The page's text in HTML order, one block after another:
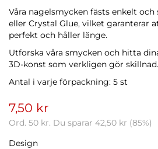
Våra nagelsmycken fästs enkelt
eller Crystal Glue, vilket garanterar
perfekt och håller länge.
Utforska våra smycken och hitta
3D-konst som verkligen gör skillnad.
Antal i varje förpackning: 5 st
7,50 kr
Ord. 50 kr. Du sparar 42,50 kr (85%)
Design